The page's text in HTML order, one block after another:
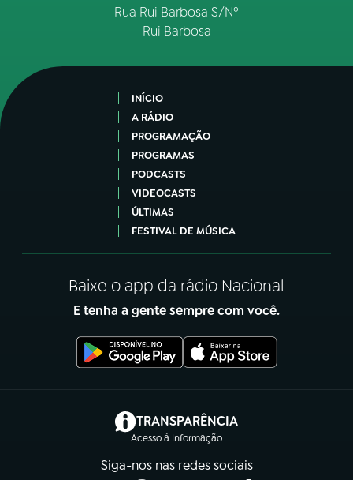
Rua Rui Barbosa S/Nº
Rui Barbosa
INÍCIO
A RÁDIO
PROGRAMAÇÃO
PROGRAMAS
PODCASTS
VIDEOCASTS
ÚLTIMAS
FESTIVAL DE MÚSICA
Baixe o app da rádio Nacional
E tenha a gente sempre com você.
TRANSPARÊNCIA
Acesso à Informação
(abre em nova aba)
Siga-nos nas redes sociais